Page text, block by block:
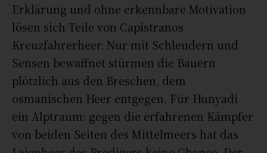
Erklärung und ohne erkennbare Motivation
lösen sich Teile von Capistranos
Kreuzfahrerheer. Nur mit Schleudern und
Sensen bewaffnet stürmen die Bauern
plötzlich aus den Breschen, dem
osmanischen Heer entgegen. Für Hunyadi
ein Alptraum: gegen die erfahrenen Kämpfer
von beiden Seiten des Mittelmeers hat das